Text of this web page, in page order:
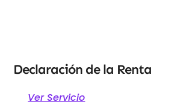
Declaración de la Renta
Ver Servicio